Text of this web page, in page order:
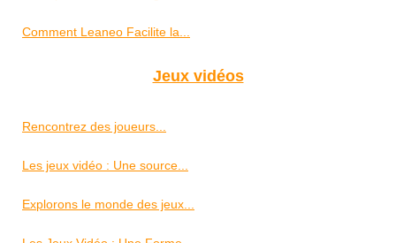
Comment Leaneo Facilite la...
Jeux vidéos
Rencontrez des joueurs...
Les jeux vidéo : Une source...
Explorons le monde des jeux...